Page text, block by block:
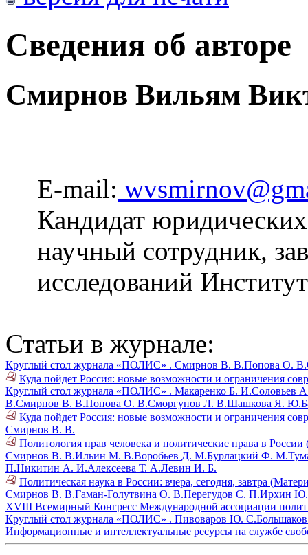
Сведения об авторе
Смирнов Вильям
E-mail:
Кандидат
научный сотрудник,
исследований
Статьи в журнале:
Круглый стол журнала «ПОЛИС» . Смирнов В. В.Попова О. В.
Куда пойдет Россия: новые возможности и ограничения
Круглый стол журнала «ПОЛИС» . Макаренко Б. И.Соловьев
В.Смирнов В. В.Попова О. В.Сморгунов Л. В.Шашкова Я. Ю.
Куда пойдет Россия: новые возможности и ограничения
Смирнов В. В.
Политология прав человека и политические права в
Смирнов В. В.Ильин М. В.Воробьев Д. М.Бурлацкий Ф. М.
П.Никитин А. И.Алексеева Т. А.Левин И. Б.
Политическая наука в России: вчера, сегодня, завтра
Смирнов В. В.Гаман-Голутвина О. В.Перегудов С. П.Ирхин
XVIII Всемирный Конгресс Международной ассоциации
Круглый стол журнала «ПОЛИС» . Пивоваров Ю. С.
Информационные и интеллектуальные ресурсы на службе